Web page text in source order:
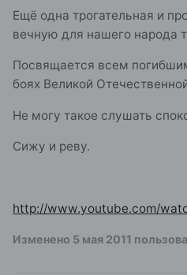
Ещё одна трогательная и
вечную для нашего народа
Посвящается всем
боях Великой
Не могу такое слушать
Сижу и реву.
http://www.youtube.com/
Изменено 5 мая 2011